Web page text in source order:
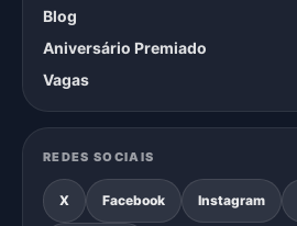
Blog
Aniversário Premiado
Vagas
REDES SOCIAIS
X Facebook Instagram